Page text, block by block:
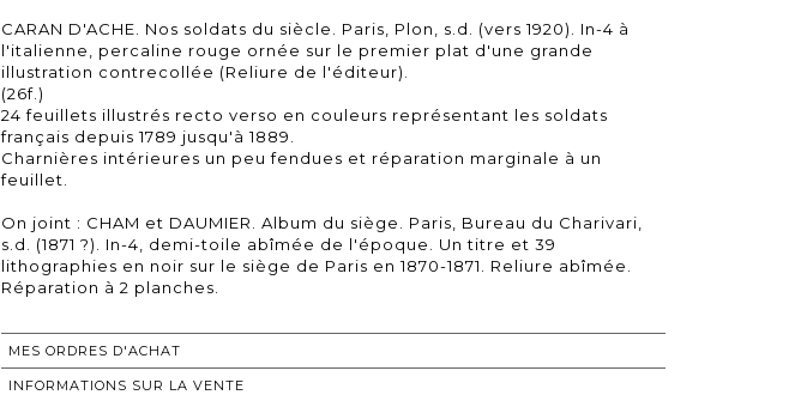
CARAN D'ACHE. Nos soldats du siècle. Paris, Plon, s.d. (vers 1920). In-4 à
l'italienne, percaline rouge ornée sur le premier plat d'une grande
illustration contrecollée (Reliure de l'éditeur).
(26f.)
24 feuillets illustrés recto verso en couleurs représentant les soldats
français depuis 1789 jusqu'à 1889.
Charnières intérieures un peu fendues et réparation marginale à un
feuillet.
On joint : CHAM et DAUMIER. Album du siège. Paris, Bureau du Charivari,
s.d. (1871 ?). In-4, demi-toile abîmée de l'époque. Un titre et 39
lithographies en noir sur le siège de Paris en 1870-1871. Reliure abîmée.
Réparation à 2 planches.
MES ORDRES D'ACHAT
INFORMATIONS SUR LA VENTE